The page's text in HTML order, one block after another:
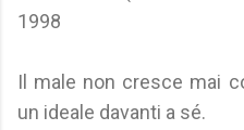
1998
Il male non cresce mai
un ideale davanti a sé.